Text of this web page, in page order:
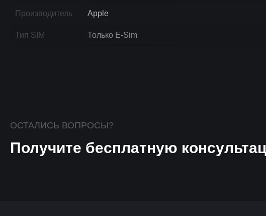
Производитель Apple
Тип SIM Только E-Sim
ОСТАЛИСЬ ВОПРОСЫ?
Получите бесплатную